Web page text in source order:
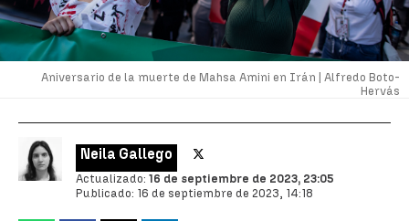
Aniversario de la muerte de Mahsa Amini en Irán | Alfredo Boto-
Hervás
Neila Gallego
Actualizado:16 de septiembre de 2023, 23:05
Publicado: 16 de septiembre de 2023, 14:18